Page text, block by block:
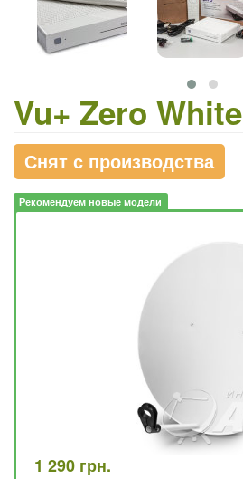
Vu+ Zero White
Снят с производства
Рекомендуем новые модели
1 290 грн.